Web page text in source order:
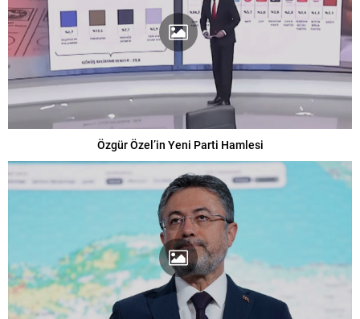
Özgür Özel’in Yeni Parti Hamlesi